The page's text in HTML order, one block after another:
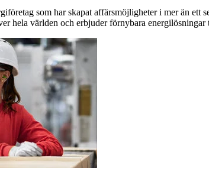
som har skapat affärsmöjligheter i mer än
hela världen och erbjuder förnybara